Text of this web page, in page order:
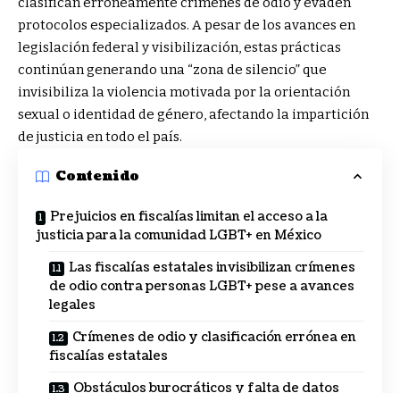
protocolos especializados. A pesar de los avances en
legislación federal y visibilización, estas prácticas
continúan generando una “zona de silencio” que
invisibiliza la violencia motivada por la orientación
sexual o identidad de género, afectando la impartición
de justicia en todo el país.
Contenido
Prejuicios en fiscalías limitan el acceso a la
justicia para la comunidad LGBT+ en México
Las fiscalías estatales invisibilizan crímenes
de odio contra personas LGBT+ pese a avances
legales
Crímenes de odio y clasificación errónea en
fiscalías estatales
Obstáculos burocráticos y falta de datos